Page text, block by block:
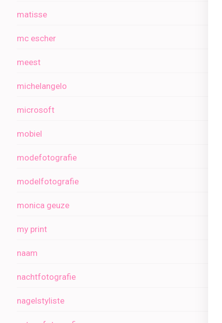
matisse
mc escher
meest
michelangelo
microsoft
mobiel
modefotografie
modelfotografie
monica geuze
my print
naam
nachtfotografie
nagelstyliste